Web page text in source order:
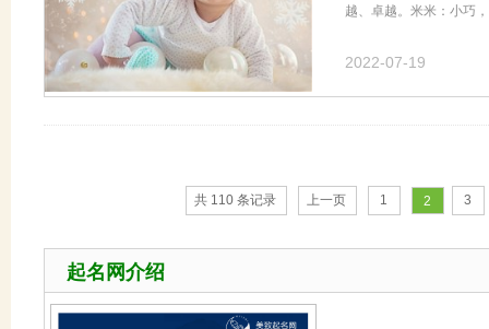
越、卓越。米米：小巧
2022-07-19
共 110 条记录 上一页 1 2 3
起名网介绍